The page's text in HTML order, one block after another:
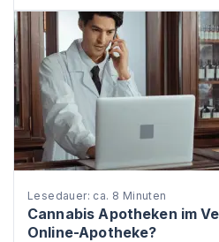
Lesedauer: ca. 8 Minuten
Cannabis Apotheken im
Online-Apotheke?